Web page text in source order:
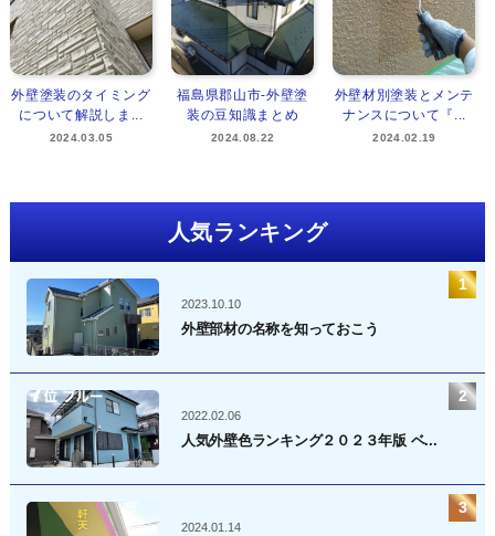
外壁塗装のタイミング
について解説しま...
2024.03.05
福島県郡山市‐外壁塗
装の豆知識まとめ
2024.08.22
外壁材別塗装とメンテ
ナンスについて『...
2024.02.19
人気ランキング
2023.10.10
外壁部材の名称を知っておこう
2022.02.06
人気外壁色ランキング２０２３年版 ベ...
2024.01.14